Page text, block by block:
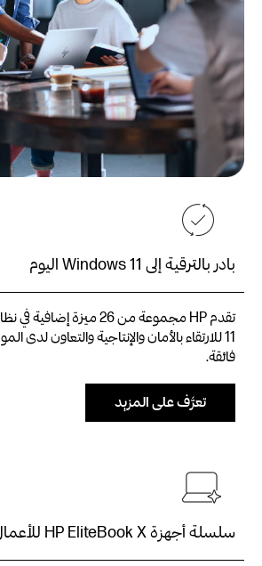
بادر بالترقية إلى Windows 11 اليوم
11 للارتقاء بالأمان والإنتاجية والتعاون
فائقة.
تعرَّف على المزيد
سلسلة أجهزة HP EliteBook X للأعمال